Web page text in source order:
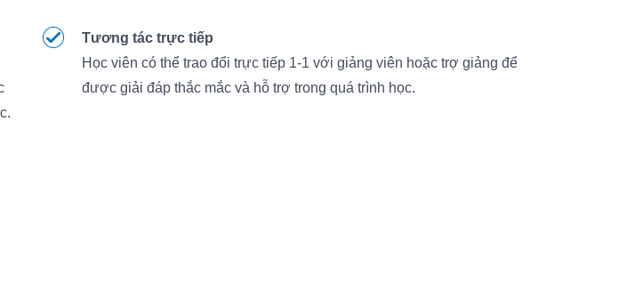
Tương tác trực tiếp
Học viên có thể trao đổi trực tiếp 1-1 với giảng viên hoặc trợ giảng để
được giải đáp thắc mắc và hỗ trợ trong quá trình học.